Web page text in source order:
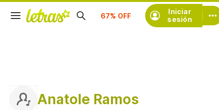
Iniciar
sesión
Suscríbete
Anatole Ramos